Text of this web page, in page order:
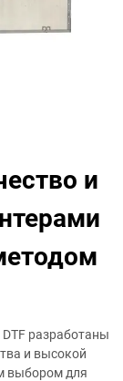
и
разработаны
и высокой
выбором для